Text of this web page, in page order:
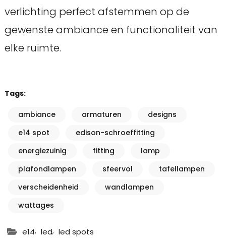
verlichting perfect afstemmen op de
gewenste ambiance en functionaliteit van
elke ruimte.
Tags:
ambiance armaturen
designs
e14 spot
edison-schroeffitting
energiezuinig
fitting
lamp
plafondlampen
sfeervol
tafellampen
verscheidenheid
wandlampen
wattages
e14, led, led spots